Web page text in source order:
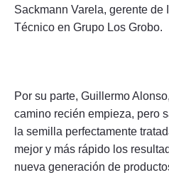
Sackmann Varela, gerente
Técnico en Grupo Los Grobo.
Por su parte, Guillermo
camino recién empieza, pero
la semilla perfectamente
mejor y más rápido los
nueva generación de